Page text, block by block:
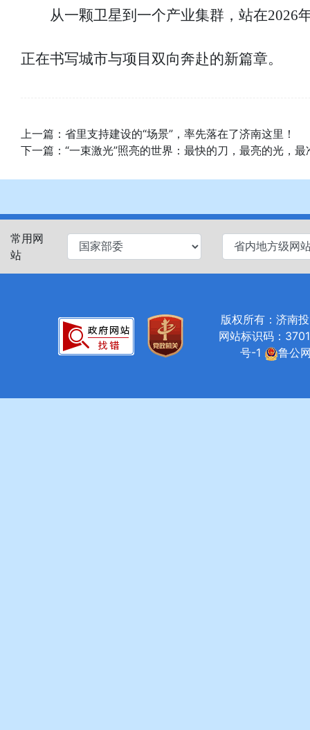
从一颗卫星到一个产业集群，站在2026
正在书写城市与项目双向奔赴的新篇章。
上一篇： 省里支持建设的“场景”，率先落在了济南这里！
下一篇： “一束激光”照亮的世界：最快的刀，最亮的光，最
常用网
站
版权所有：济南
网站标识码：
号-1
鲁公